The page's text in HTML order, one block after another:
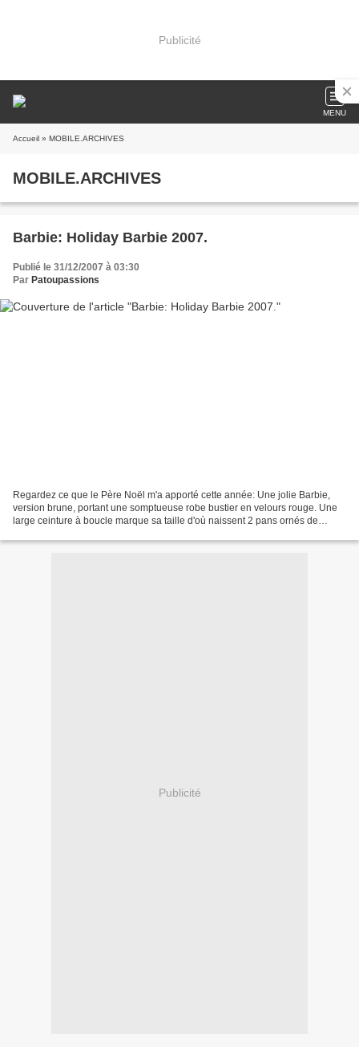
Publicité
MENU
Accueil » MOBILE.ARCHIVES
MOBILE.ARCHIVES
Barbie: Holiday Barbie 2007.
Publié le 31/12/2007 à 03:30
Par Patoupassions
Regardez ce que le Père Noël m'a apporté cette année: Une jolie Barbie,
version brune, portant une somptueuse robe bustier en velours rouge. Une
large ceinture à boucle marque sa taille d'où naissent 2 pans ornés de
Publicité